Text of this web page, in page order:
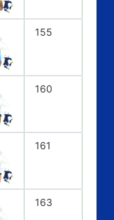
155
160
161
163